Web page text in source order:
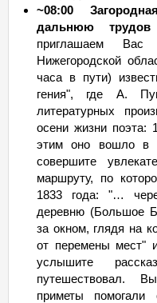
~08:00
дальнюю
приглашаем
Нижегородской
часа в пути)
гения", где А.
литературных
осени жизни поэта:
этим оно вошло в
совершите
маршруту, по
1833 года: "…
деревню (Большое
за окном, глядя на
от перемены мест"
услышите
путешествовал.
приметы